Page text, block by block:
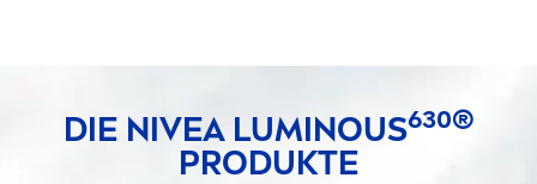
DIE NIVEA LUMINOUS630®
PRODUKTE